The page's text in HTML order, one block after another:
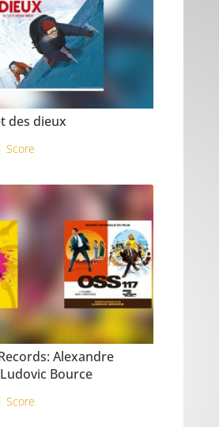
des dieux
Score
Alexandre
Bource
Score